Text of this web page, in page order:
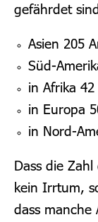
gefährdet
Asien 205
Süd-
in Afrika 42
in Europa
in Nord-
Dass die
kein Irrtum,
dass